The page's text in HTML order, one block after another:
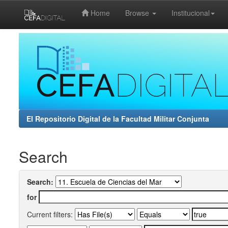
Home Browse Institucional
El Repositorio Digital de la Facultad Militar Conjunta
Search
Search:
for
Current filters: